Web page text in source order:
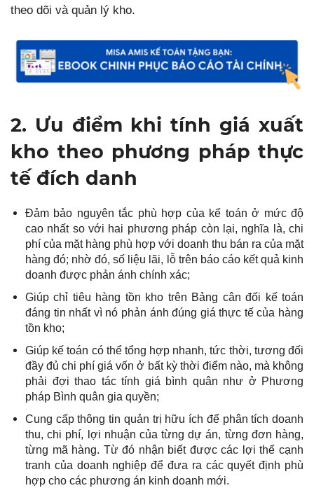
theo dõi và quản lý kho.
2. Ưu điểm khi tính giá xuất
kho theo phương pháp thực
tế đích danh
Đảm bảo nguyên tắc phù hợp của kế toán ở mức độ
cao nhất so với hai phương pháp còn lại, nghĩa là, chi
phí của mặt hàng phù hợp với doanh thu bán ra của mặt
hàng đó; nhờ đó, số liệu lãi, lỗ trên báo cáo kết quả kinh
doanh được phản ánh chính xác;
Giúp chỉ tiêu hàng tồn kho trên Bảng cân đối kế toán
đáng tin nhất vì nó phản ánh đúng giá thực tế của hàng
tồn kho;
Giúp kế toán có thể tổng hợp nhanh, tức thời, tương đối
đầy đủ chi phí giá vốn ở bất kỳ thời điểm nào, mà không
phải đợi thao tác tính giá bình quân như ở Phương
pháp Bình quân gia quyền;
Cung cấp thông tin quản trị hữu ích để phân tích doanh
thu, chi phí, lợi nhuận của từng dự án, từng đơn hàng,
từng mã hàng. Từ đó nhận biết được các lợi thế cạnh
tranh của doanh nghiệp để đưa ra các quyết định phù
hợp cho các phương án kinh doanh mới.